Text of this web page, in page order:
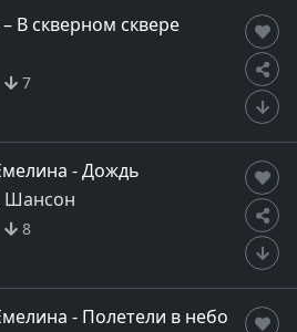
В скверном сквере
7
- Дождь
Шансон
8
- Полетели в небо